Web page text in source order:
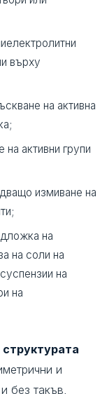
върху
на активна
активни групи
измиване на
на
на соли на
на
на
и
без такъв,